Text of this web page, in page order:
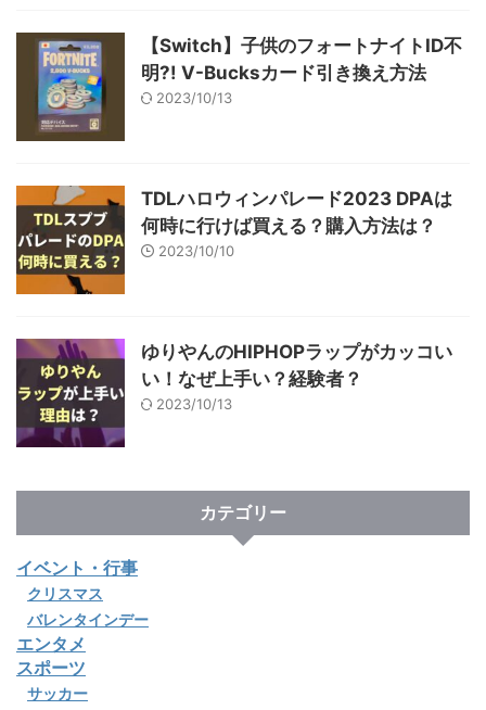
【Switch】子供のフォートナイトID不
明?! V-Bucksカード引き換え方法
2023/10/13
TDLハロウィンパレード2023 DPAは
何時に行けば買える？購入方法は？
2023/10/10
ゆりやんのHIPHOPラップがカッコい
い！なぜ上手い？経験者？
2023/10/13
カテゴリー
イベント・行事
クリスマス
バレンタインデー
エンタメ
スポーツ
サッカー